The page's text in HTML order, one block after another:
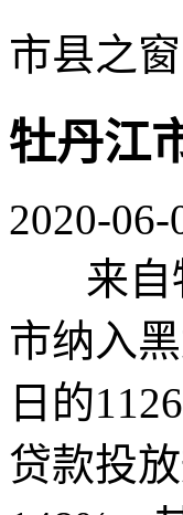
市县之窗
牡丹江
2020-06-
来自牡
市纳入
日的
贷款投